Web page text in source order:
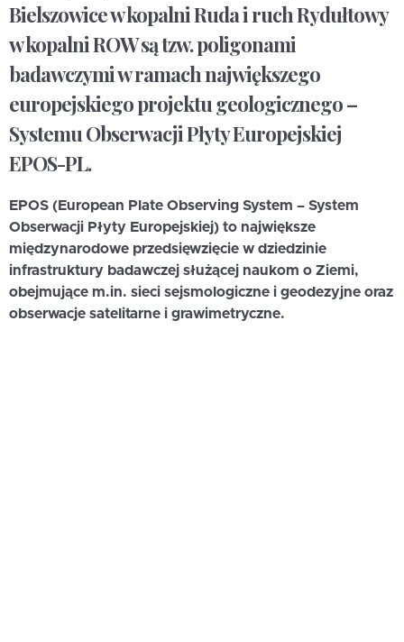
Bielszowice w kopalni Ruda i ruch Rydułtowy
w kopalni ROW są tzw. poligonami
badawczymi w ramach największego
europejskiego projektu geologicznego –
Systemu Obserwacji Płyty Europejskiej
EPOS-PL.
EPOS (European Plate Observing System – System
Obserwacji Płyty Europejskiej) to największe
międzynarodowe przedsięwzięcie w dziedzinie
infrastruktury badawczej służącej naukom o Ziemi,
obejmujące m.in. sieci sejsmologiczne i geodezyjne oraz
obserwacje satelitarne i grawimetryczne.